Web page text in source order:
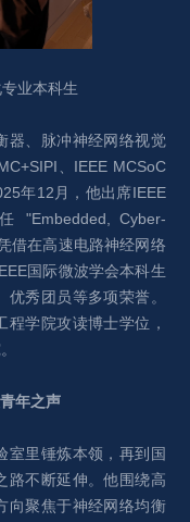
业本科生
器、脉冲神经网络视觉
、IEEE MCSoC
年12月，他出席IEEE
"Embedded, Cyber-
借在高速电路神经网络
国际微波学会本科生
秀团员等多项荣誉。
学院攻读博士学位，
年之声
室里锤炼本领，再到国
路不断延伸。他围绕高
向聚焦于神经网络均衡